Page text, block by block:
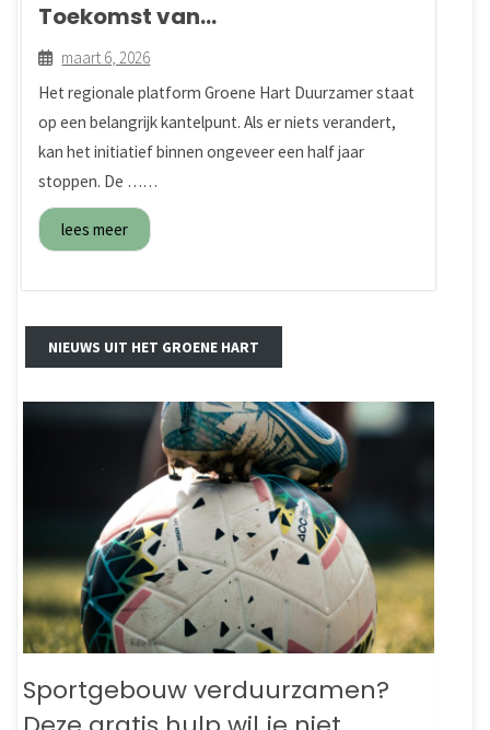
Toekomst van
duurzaamheidsplatform Groene
Hart onzeker ondanks groei
maart 6, 2026
Het regionale platform Groene Hart Duurzamer staat
op een belangrijk kantelpunt. Als er niets verandert,
kan het initiatief binnen ongeveer een half jaar
stoppen. De ……
lees meer
NIEUWS UIT HET GROENE HART
Sportgebouw verduurzamen?